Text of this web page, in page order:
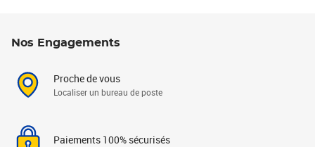
Nos Engagements
Proche de vous
Localiser un bureau de poste
Paiements 100% sécurisés